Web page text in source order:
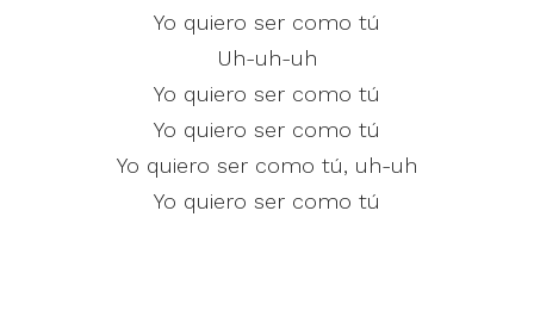
Yo quiero ser como tú
Uh-uh-uh
Yo quiero ser como tú
Yo quiero ser como tú
Yo quiero ser como tú, uh-uh
Yo quiero ser como tú